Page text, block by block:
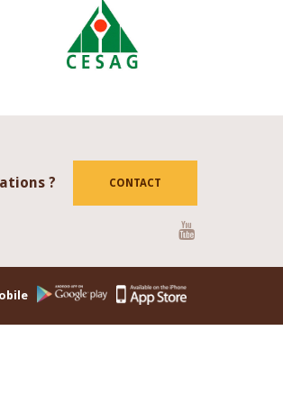
? CONTACT